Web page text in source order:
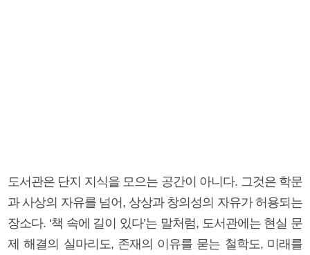
도서관은 단지 지식을 모으는 공간이 아니다. 그것은 학문
과 사상의 자유를 넘어, 상상과 창의성의 자유가 허용되는
장소다. ‘책 속에 길이 있다’는 말처럼, 도서관에는 현실 문
제 해결의 실마리도, 존재의 이유를 묻는 철학도, 미래를